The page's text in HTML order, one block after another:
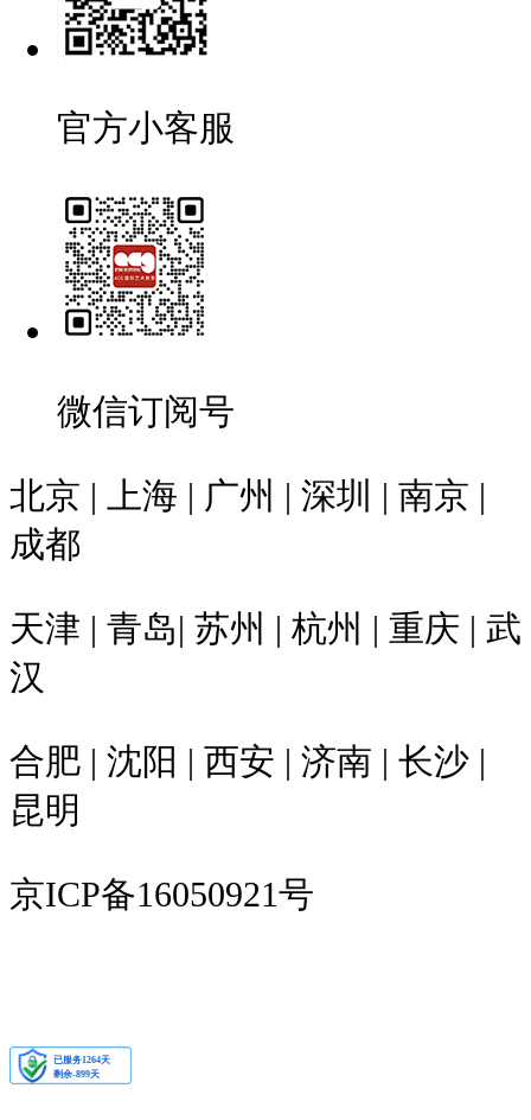
官方小客服
微信订阅号
北京 | 上海 | 广州 | 深圳 | 南京 |
成都
天津 | 青岛| 苏州 | 杭州 | 重庆 | 武
汉
合肥 | 沈阳 | 西安 | 济南 | 长沙 |
昆明
京ICP备16050921号